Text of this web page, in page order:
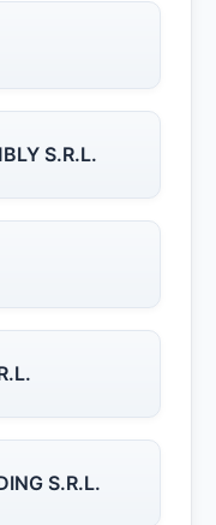
S.R.L.
S.R.L.